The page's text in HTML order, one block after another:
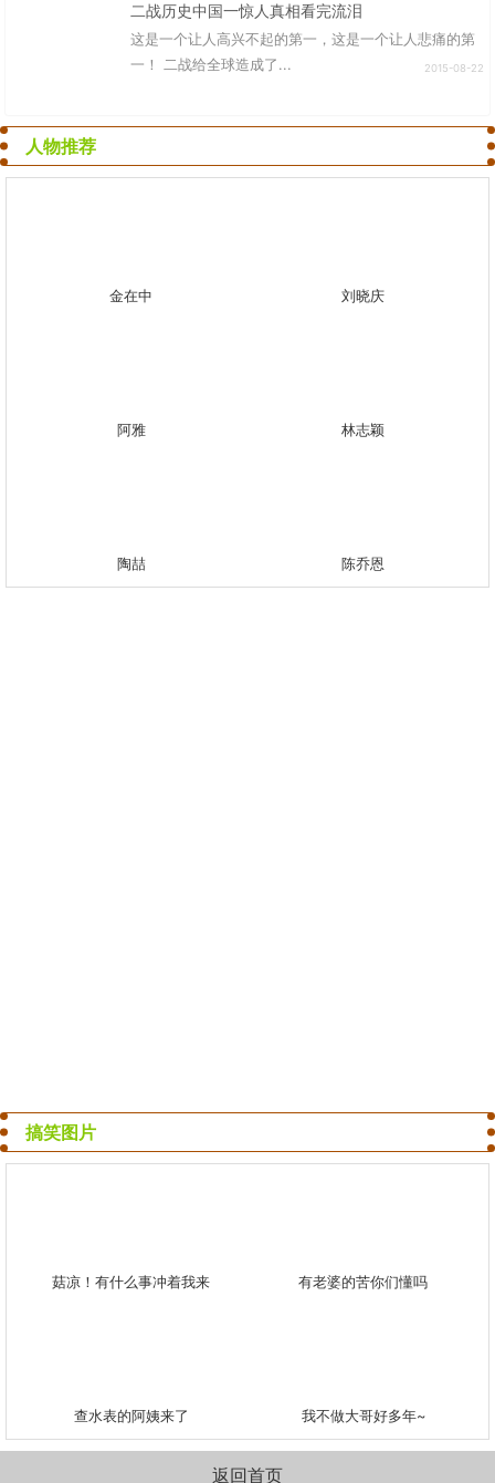
二战历史中国一惊人真相看完流泪
这是一个让人高兴不起的第一，这是一个让人悲痛的第
一！ 二战给全球造成了...
2015-08-22
人物推荐
金在中 刘晓庆
阿雅 林志颖
陶喆 陈乔恩
搞笑图片
菇凉！有什么事冲着我来 有老婆的苦你们懂吗
查水表的阿姨来了 我不做大哥好多年~
返回首页